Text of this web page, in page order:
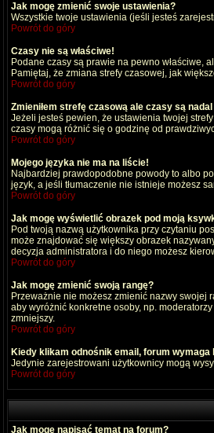
Jak mogę zmienić swoje ustawienia?
Wszystkie twoje ustawienia (jeśli jesteś
Powrót do góry
Czasy nie są właściwe!
Podane czasy są prawie na pewno właściwe,
Pamiętaj, że zmiana strefy czasowej, jak
Powrót do góry
Zmieniłem strefę czasową ale czasy są nadal
Jeżeli jesteś pewien, że ustawienia twojej
czasy mogą różnić się o godzinę od
Powrót do góry
Mojego języka nie ma na liście!
Najbardziej prawdopodobne powody to albo
język, a jeśli tłumaczenie nie istnieje możesz
Powrót do góry
Jak mogę wyświetlić obrazek pod moją
Pod twoją nazwą użytkownika przy czytaniu
może znajdować się większy obrazek
decyzja administratora i do niego możesz
Powrót do góry
Jak mogę zmienić swoją rangę?
Przeważnie nie możesz zmienić nazwy swojej
aby wyróżnić konkretne osoby, np.
zmniejszy.
Powrót do góry
Kiedy klikam odnośnik email, forum wymaga
Jedynie zarejestrowani użytkownicy mogą
Powrót do góry
Jak mogę napisać temat na forum?